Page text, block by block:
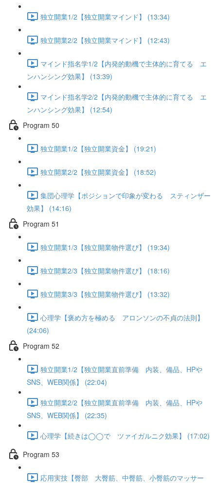
独立開業1/2【独立開業マインド】 (13:34)
独立開業2/2【独立開業マインド】 (12:43)
マインド指名学1/2【内発的動機で主体的に育てる エ
ンハンシング効果】 (13:39)
マインド指名学2/2【内発的動機で主体的に育てる エ
ンハンシング効果】 (12:54)
Program 50
独立開業1/2【独立開業資金】 (19:21)
独立開業2/2【独立開業資金】 (18:52)
集団心理学【ポジションで印象が変わる スティンザー
効果】 (14:16)
Program 51
独立開業1/3【独立開業物件選び】 (19:34)
独立開業2/3【独立開業物件選び】 (18:16)
独立開業3/3【独立開業物件選び】 (13:32)
心理学【褒め方を極める アロンソンの不貞の法則】
(24:06)
Program 52
独立開業1/2【独立開業直前準備 内装、備品、HPや
SNS、WEB関係】 (22:04)
独立開業2/2【独立開業直前準備 内装、備品、HPや
SNS、WEB関係】 (22:35)
心理学【続きは◯◯で ツァイガルニク効果】 (17:02)
Program 53
応用実技【臀部 大臀筋、中臀筋、小臀筋のマッサー